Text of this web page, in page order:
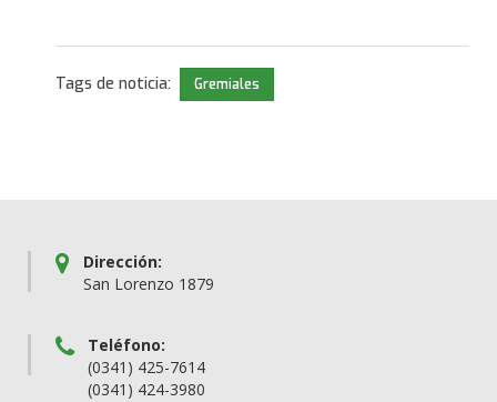
Tags de noticia: Gremiales
Dirección:
San Lorenzo 1879
Teléfono:
(0341) 425-7614
(0341) 424-3980